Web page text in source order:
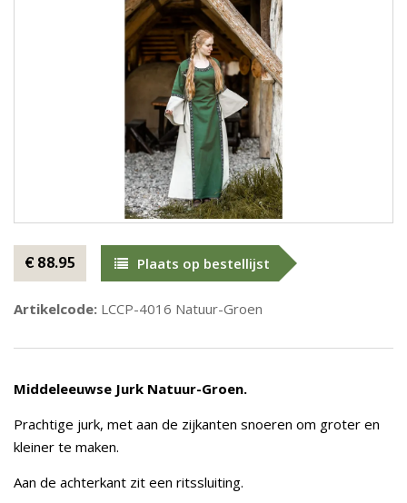
€ 88.95 Plaats op bestellijst
Artikelcode: LCCP-4016 Natuur-Groen
Middeleeuwse Jurk Natuur-Groen.
Prachtige jurk, met aan de zijkanten snoeren om groter en
kleiner te maken.
Aan de achterkant zit een ritssluiting.